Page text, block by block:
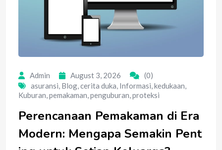
Admin August 3, 2026
(0)
asuransi Blog cerita duka Informasi kedukaan
Kuburan pemakaman penguburan proteksi
Perencanaan Pemakaman di Era
Modern: Mengapa Semakin Pent